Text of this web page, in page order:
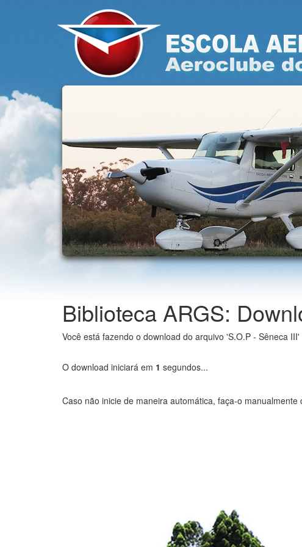
Biblioteca ARGS:
Você está fazendo o download do arquivo 'S.O.P - Sêneca III'
O download iniciará em 0 segundos...
Caso não inicie de maneira automática, faça-o manualmente